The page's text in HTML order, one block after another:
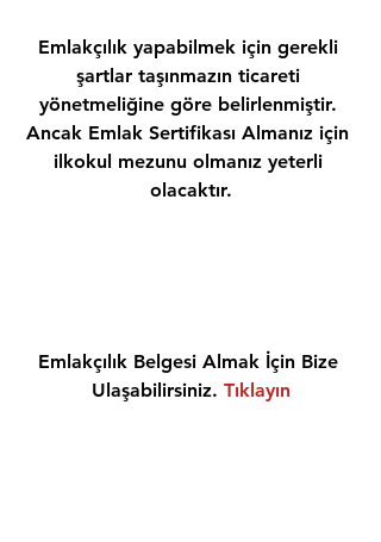
Emlakçılık yapabilmek için gerekli
şartlar taşınmazın ticareti
yönetmeliğine göre belirlenmiştir.
Ancak Emlak Sertifikası Almanız için
ilkokul mezunu olmanız yeterli
olacaktır.
Emlakçılık Belgesi Almak İçin Bize
Ulaşabilirsiniz. Tıklayın